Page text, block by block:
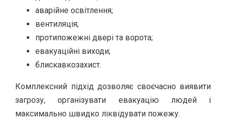
аварійне освітлення;
вентиляція;
протипожежні двері та ворота;
евакуаційні виходи;
блискавкозахист.
Комплексний підхід дозволяє своєчасно виявити
загрозу, організувати евакуацію людей і
максимально швидко ліквідувати пожежу.